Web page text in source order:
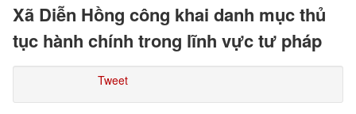
Xã Diễn Hồng công khai danh mục thủ
tục hành chính trong lĩnh vực tư pháp
Tweet